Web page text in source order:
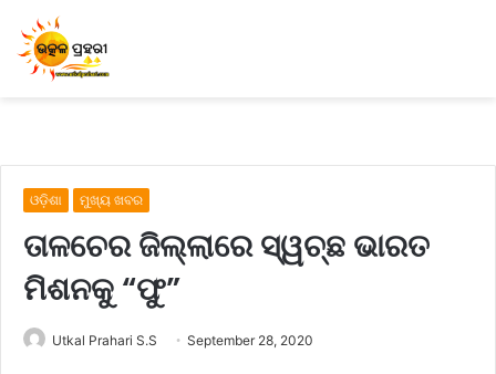
ଓଡ଼ିଶା ମୁଖ୍ୟ ଖବର
ତାଳଚେର ଜିଲ୍ଲାରେ ସ୍ୱଚ୍ଛ ଭାରତ
ମିଶନକୁ “ଫୁ”
Utkal Prahari S.S September 28, 2020